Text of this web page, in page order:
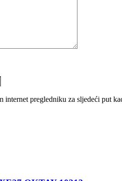
pregledniku za sljedeći put